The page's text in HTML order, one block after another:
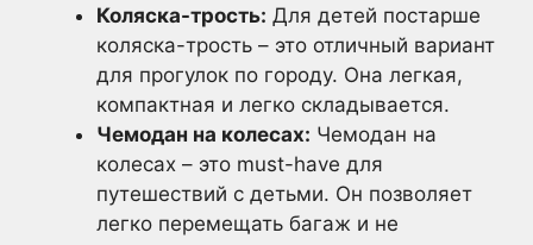
Коляска-трость: Для детей постарше
коляска-трость – это отличный вариант
для прогулок по городу. Она легкая,
компактная и легко складывается.
Чемодан на колесах: Чемодан на
колесах – это must-have для
путешествий с детьми. Он позволяет
легко перемещать багаж и не